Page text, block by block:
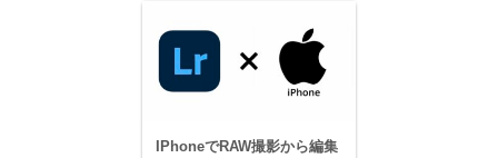
IPhoneでRAW撮影から編集